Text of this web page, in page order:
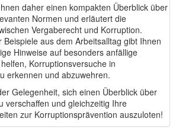
daher einen kompakten Überblick über
Normen und erläutert die
Vergaberecht und Korruption.
aus dem Arbeitsalltag gibt Ihnen
Hinweise auf besonders anfällige
Korruptionsversuche in
erkennen und abzuwehren.
Gelegenheit, sich einen Überblick über
verschaffen und gleichzeitig Ihre
zur Korruptionsprävention auszuloten!